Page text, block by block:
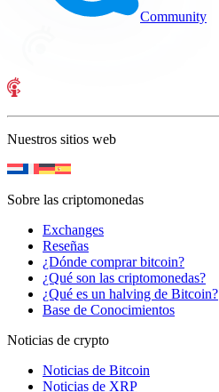
Community
Nuestros sitios web
Sobre las criptomonedas
Exchanges
Reseñas
¿Dónde comprar bitcoin?
¿Qué son las criptomonedas?
¿Qué es un halving de Bitcoin?
Base de Conocimientos
Noticias de crypto
Noticias de Bitcoin
Noticias de XRP